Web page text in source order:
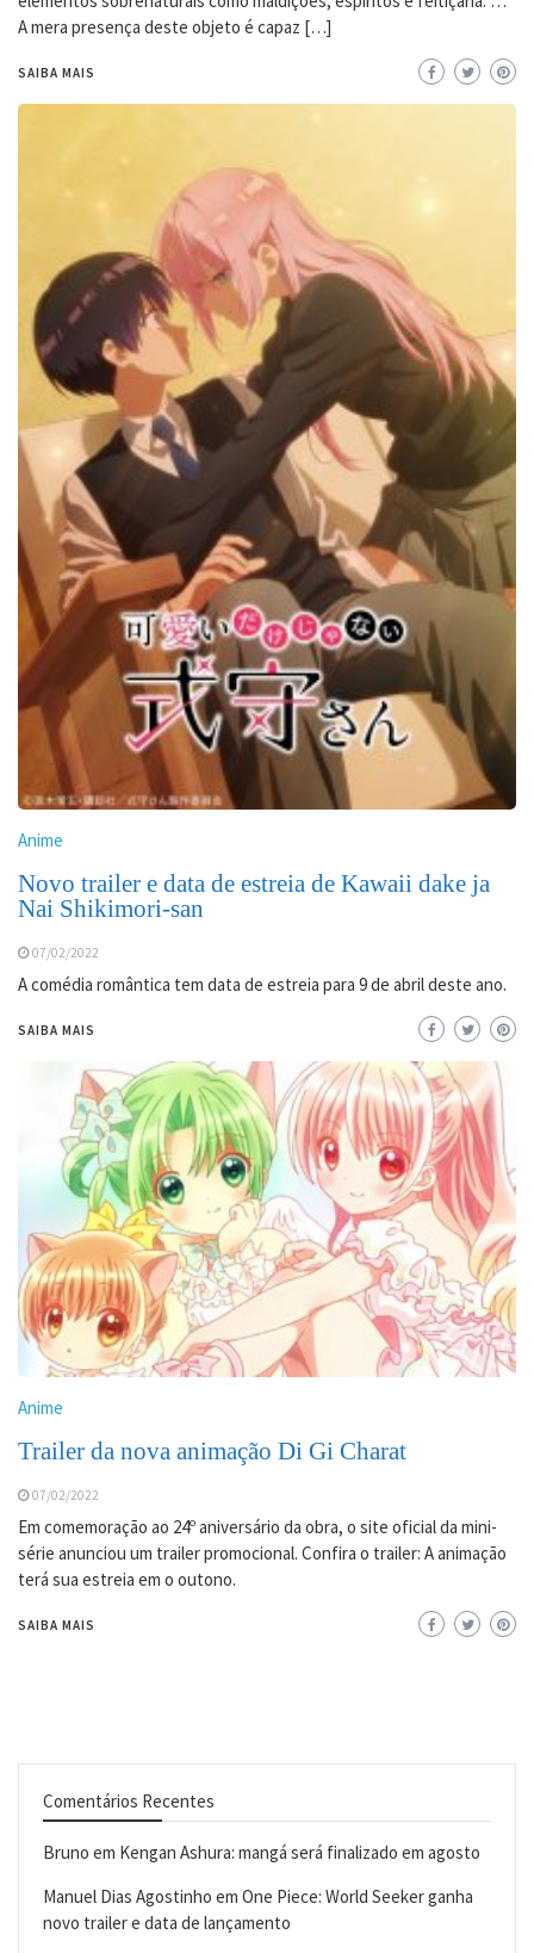
A mera presença deste objeto é capaz […]
SAIBA MAIS
Anime
Novo trailer e data de estreia de Kawaii dake ja
Nai Shikimori-san
07/02/2022
A comédia romântica tem data de estreia para 9 de abril deste ano.
SAIBA MAIS
Anime
Trailer da nova animação Di Gi Charat
07/02/2022
Em comemoração ao 24º aniversário da obra, o site oficial da mini-
série anunciou um trailer promocional. Confira o trailer: A animação
terá sua estreia em o outono.
SAIBA MAIS
Comentários Recentes
Bruno em Kengan Ashura: mangá será finalizado em agosto
Manuel Dias Agostinho em One Piece: World Seeker ganha
novo trailer e data de lançamento